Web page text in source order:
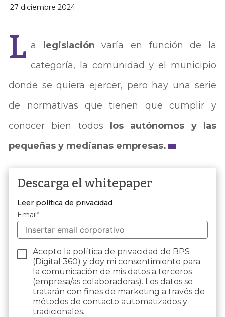
27 diciembre 2024
L a legislaciónvaría en función de la
categoría, la comunidad y el municipio
donde se quiera ejercer, pero hay una serie
de normativas que tienen que cumplir y
conocer bien todos los autónomos y las
pequeñas y medianas empresas.
Descarga el whitepaper
Leer política de privacidad
Email*
Acepto la política de privacidad de BPS
(Digital 360) y doy mi consentimiento para
la comunicación de mis datos a terceros
(empresa/as colaboradoras). Los datos se
tratarán con fines de marketing a través de
métodos de contacto automatizados y
tradicionales.